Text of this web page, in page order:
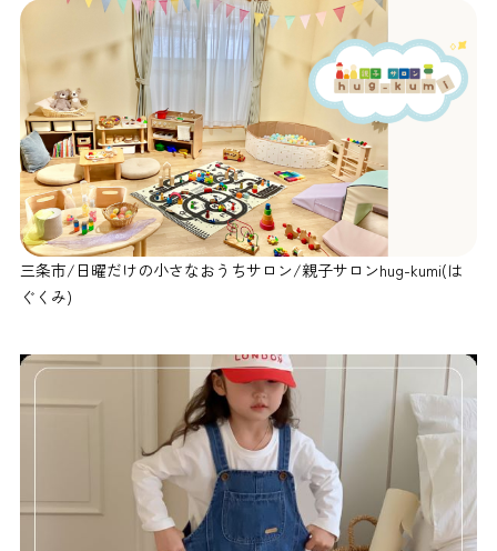
三条市/日曜だけの小さなおうちサロン/親子サロンhug-kumi(は
ぐくみ)